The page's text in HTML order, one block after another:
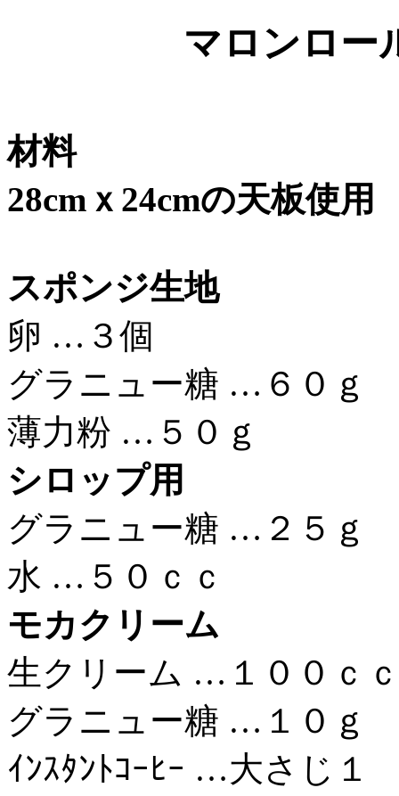
マロンロー
材料
28cmｘ24cmの天板使用
スポンジ生地
卵 …３個
グラニュー糖 …６０ｇ
薄力粉 …５０ｇ
シロップ用
グラニュー糖 …２５ｇ
水 …５０ｃｃ
モカクリーム
生クリーム …１００ｃ
グラニュー糖 …１０ｇ
ｲﾝｽﾀﾝﾄｺｰﾋｰ …大さじ１